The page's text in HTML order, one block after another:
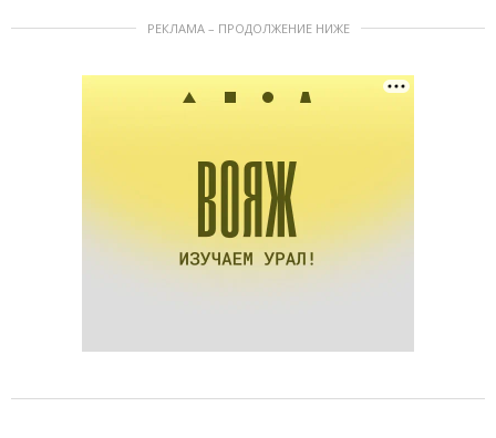
РЕКЛАМА – ПРОДОЛЖЕНИЕ НИЖЕ